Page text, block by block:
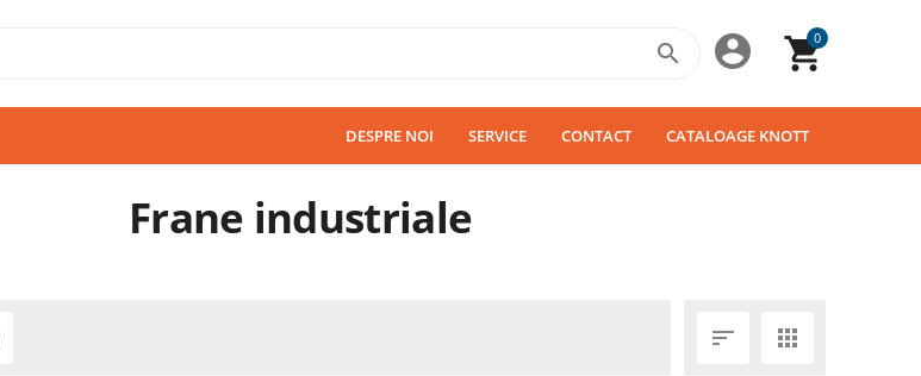
0



DESPRE NOI SERVICE CONTACT CATALOAGE KNOTT
Frane industriale
 